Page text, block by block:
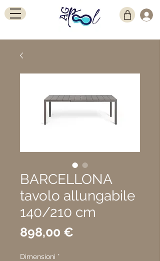
BARCELLONA
tavolo allungabile
140/210 cm
898,00 €
Dimensioni *